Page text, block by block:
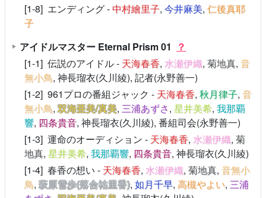
[1-8] エンディング -中村繪里子, 今井麻美, 仁後真耶
子
アイドルマスター Eternal Prism 01
？
[1-1] 伝説のアイドル - 天海春香, 水瀬伊織, 菊地真, 音
無小鳥, 神長瑠衣(久川綾), 記者(永野善一)
[1-2] 961プロの番組ジャック - 天海春香, 秋月律子, 音
無小鳥,双海亜美/真美, 三浦あずさ, 星井美希, 我那覇
響, 四条貴音, 神長瑠衣(久川綾), 番組司会(永野善一)
[1-3] 運命のオーディション - 天海春香, 水瀬伊織, 菊
地真, 星井美希, 我那覇響, 四条貴音, 神長瑠衣(久川綾)
[1-4] 春香の想い - 天海春香, 水瀬伊織, 菊地真, 音無小
鳥,萩原雪歩(落合祐里香), 如月千早, 高槻やよい, 三浦